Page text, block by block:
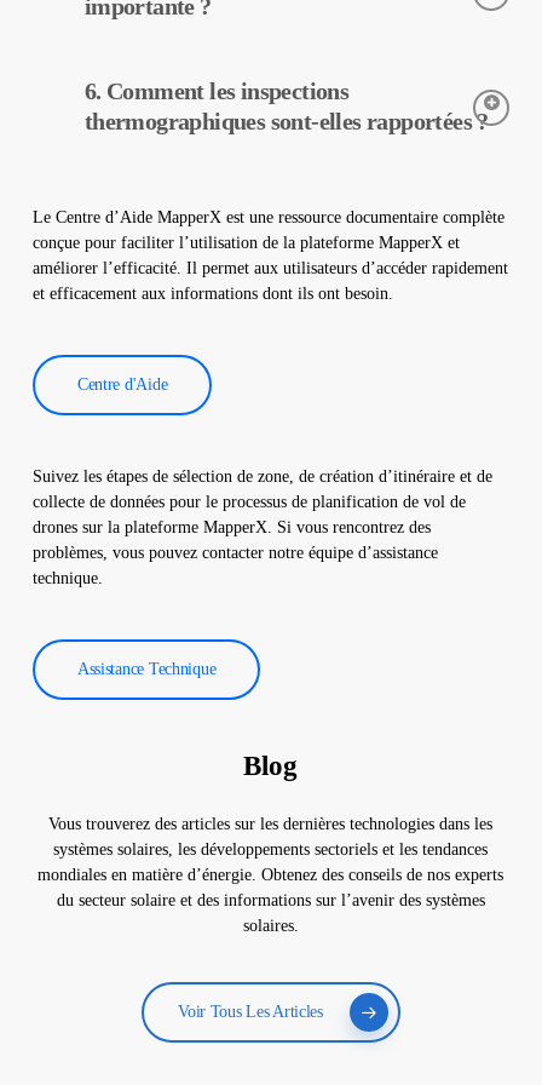
importante ?
précision les températures des équipements dans les centrales
solaires. Elles aident à la détection précoce des pannes et à
6. Comment les inspections
thermographiques sont-elles rapportées ?
utilisés pour améliorer l’efficacité des centrales solaires et
réduire les coûts d’exploitation.
Le Centre d’Aide MapperX est une ressource documentaire complète
conçue pour faciliter l’utilisation de la plateforme MapperX et
améliorer l’efficacité. Il permet aux utilisateurs d’accéder rapidement
et efficacement aux informations dont ils ont besoin.
Centre d'Aide
Suivez les étapes de sélection de zone, de création d’itinéraire et de
collecte de données pour le processus de planification de vol de
drones sur la plateforme MapperX. Si vous rencontrez des
problèmes, vous pouvez contacter notre équipe d’assistance
technique.
Assistance Technique
Blog
Vous trouverez des articles sur les dernières technologies dans les
systèmes solaires, les développements sectoriels et les tendances
mondiales en matière d’énergie. Obtenez des conseils de nos experts
du secteur solaire et des informations sur l’avenir des systèmes
solaires.
Voir Tous Les Articles